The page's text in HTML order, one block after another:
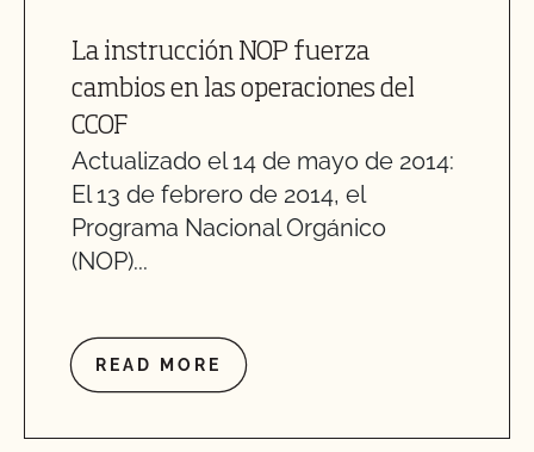
La instrucción NOP fuerza
cambios en las operaciones del
CCOF
Actualizado el 14 de mayo de 2014:
El 13 de febrero de 2014, el
Programa Nacional Orgánico
(NOP)...
READ MORE